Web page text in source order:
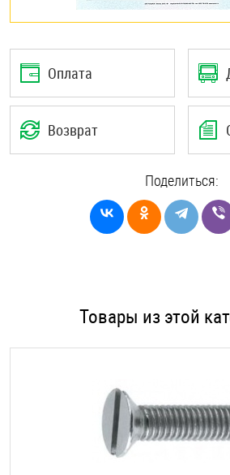
Оплата
Возврат
Поделиться:
Товары из этой